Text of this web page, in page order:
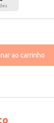
ao carrinho